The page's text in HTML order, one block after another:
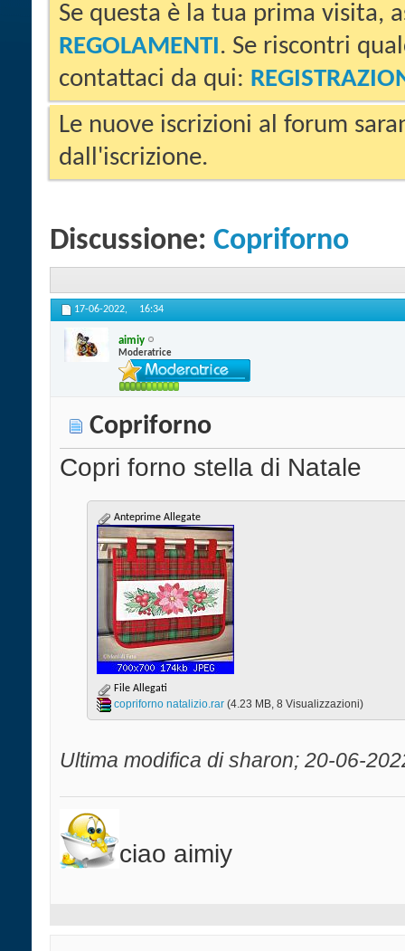
Se questa è la tua prima visita,
REGOLAMENTI. Se riscontri
contattaci da qui:
Le nuove iscrizioni al forum
dall'iscrizione.
Discussione: Copriforno
17-06-2022, 16:34
aimiy
Moderatrice
Copriforno
Copri forno stella di Natale
Anteprime Allegate
File Allegati
copriforno natalizio.rar‎ (4.23 MB, 8 Visualizzazioni)
Ultima modifica di sharon; 20-06-
ciao aimiy